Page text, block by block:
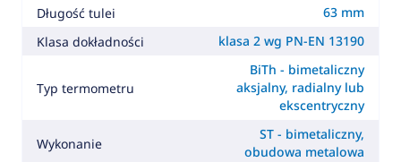
Długość tulei
63 mm
Klasa dokładności
klasa 2 wg PN-EN 13190
Typ termometru
BiTh - bimetaliczny
aksjalny, radialny lub
ekscentryczny
Wykonanie
ST - bimetaliczny,
obudowa metalowa